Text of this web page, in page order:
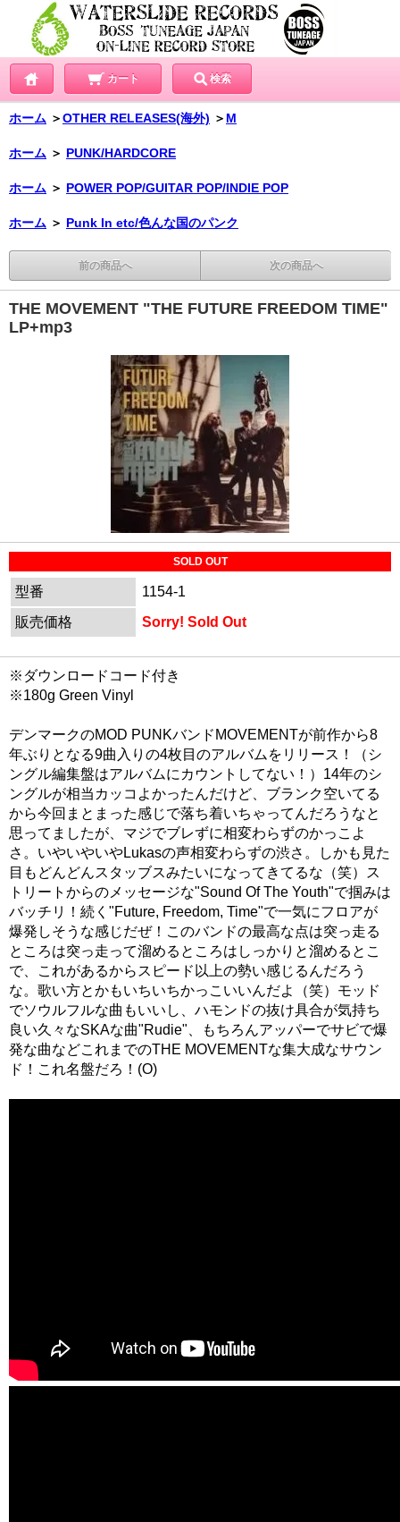
カート 検索
ホーム ＞OTHER RELEASES(海外) ＞ M
ホーム ＞ PUNK/HARDCORE
ホーム ＞ POWER POP/GUITAR POP/INDIE POP
ホーム ＞ Punk In etc/色んな国のパンク
前の商品へ 次の商品へ
THE MOVEMENT "THE FUTURE FREEDOM TIME"
LP+mp3
SOLD OUT
型番
1154-1
販売価格
Sorry! Sold Out
※ダウンロードコード付き
※180g Green Vinyl
デンマークのMOD PUNKバンドMOVEMENTが前作から8
年ぶりとなる9曲入りの4枚目のアルバムをリリース！（シ
ングル編集盤はアルバムにカウントしてない！）14年のシ
ングルが相当カッコよかったんだけど、ブランク空いてる
から今回まとまった感じで落ち着いちゃってんだろうなと
思ってましたが、マジでブレずに相変わらずのかっこよ
さ。いやいやいやLukasの声相変わらずの渋さ。しかも見た
目もどんどんスタッブスみたいになってきてるな（笑）ス
トリートからのメッセージな"Sound Of The Youth"で掴みは
バッチリ！続く"Future, Freedom, Time"で一気にフロアが
爆発しそうな感じだぜ！このバンドの最高な点は突っ走る
ところは突っ走って溜めるところはしっかりと溜めるとこ
で、これがあるからスピード以上の勢い感じるんだろう
な。歌い方とかもいちいちかっこいいんだよ（笑）モッド
でソウルフルな曲もいいし、ハモンドの抜け具合が気持ち
良い久々なSKAな曲"Rudie"、もちろんアッパーでサビで爆
発な曲などこれまでのTHE MOVEMENTな集大成なサウン
ド！これ名盤だろ！(O)